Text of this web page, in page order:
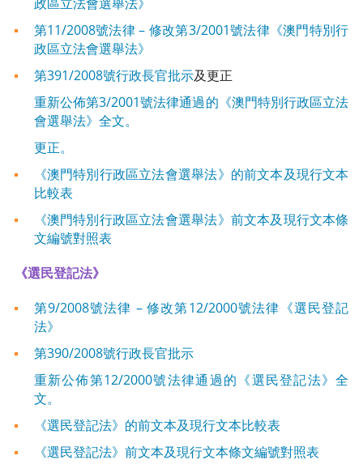
第11/2008號法律 – 修改第3/2001號法律《澳門特別行
政區立法會選舉法》
第391/2008號行政長官批示及更正
重新公佈第3/2001號法律通過的《澳門特別行政區立法
會選舉法》全文。
更正。
《澳門特別行政區立法會選舉法》的前文本及現行文本
比較表
《澳門特別行政區立法會選舉法》前文本及現行文本條
文編號對照表
《選民登記法》
第9/2008號法律 – 修改第12/2000號法律《選民登記
法》
第390/2008號行政長官批示
重新公佈第12/2000號法律通過的《選民登記法》全
文。
《選民登記法》的前文本及現行文本比較表
《選民登記法》前文本及現行文本條文編號對照表